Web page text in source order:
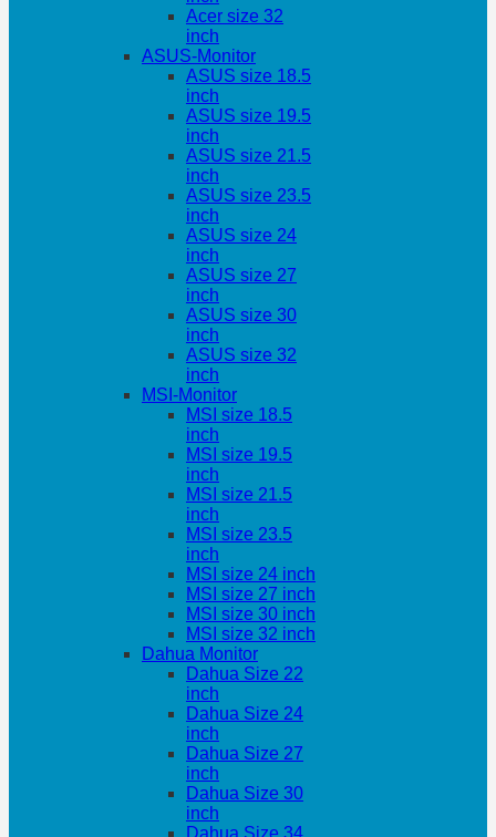
Acer size 32
inch
ASUS-Monitor
ASUS size 18.5
inch
ASUS size 19.5
inch
ASUS size 21.5
inch
ASUS size 23.5
inch
ASUS size 24
inch
ASUS size 27
inch
ASUS size 30
inch
ASUS size 32
inch
MSI-Monitor
MSI size 18.5
inch
MSI size 19.5
inch
MSI size 21.5
inch
MSI size 23.5
inch
MSI size 24 inch
MSI size 27 inch
MSI size 30 inch
MSI size 32 inch
Dahua Monitor
Dahua Size 22
inch
Dahua Size 24
inch
Dahua Size 27
inch
Dahua Size 30
inch
Dahua Size 34